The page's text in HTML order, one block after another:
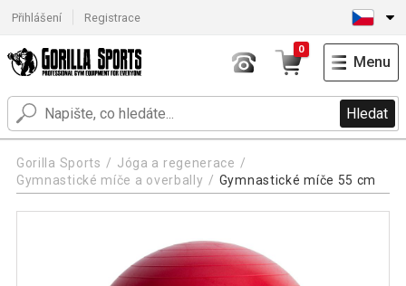
Přihlášení Registrace
Hledat
0
Menu
Gorilla Sports
Jóga a regenerace
Gymnastické míče a overbally
Gymnastické míče 55 cm